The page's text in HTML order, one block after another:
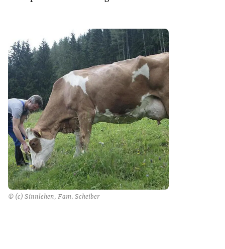
© (c) Sinnlehen, Fam. Scheiber